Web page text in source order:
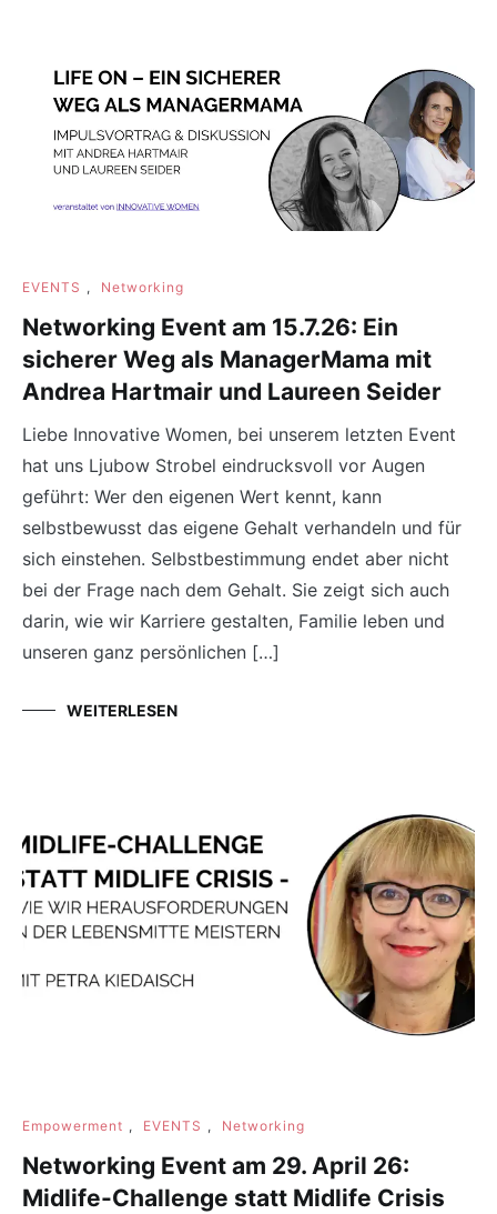
EVENTS , Networking
Networking Event am 15.7.26: Ein
sicherer Weg als ManagerMama mit
Andrea Hartmair und Laureen Seider
Liebe Innovative Women, bei unserem letzten Event
hat uns Ljubow Strobel eindrucksvoll vor Augen
geführt: Wer den eigenen Wert kennt, kann
selbstbewusst das eigene Gehalt verhandeln und für
sich einstehen. Selbstbestimmung endet aber nicht
bei der Frage nach dem Gehalt. Sie zeigt sich auch
darin, wie wir Karriere gestalten, Familie leben und
unseren ganz persönlichen […]
WEITERLESEN
Empowerment , EVENTS , Networking
Networking Event am 29. April 26:
Midlife-Challenge statt Midlife Crisis